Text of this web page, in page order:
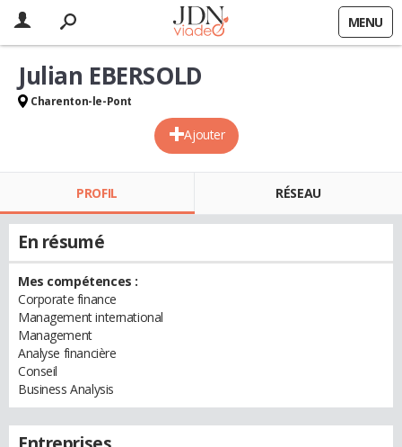
MENU
Ajouter
Julian EBERSOLD
Charenton-le-Pont
PROFIL RÉSEAU
En résumé
Mes compétences :
Corporate finance
Management international
Management
Analyse financière
Conseil
Business Analysis